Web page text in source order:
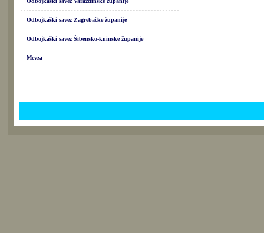
Odbojkaški savez Zagrebačke županije
Odbojkaški savez Šibensko-kninske županije
Mevza